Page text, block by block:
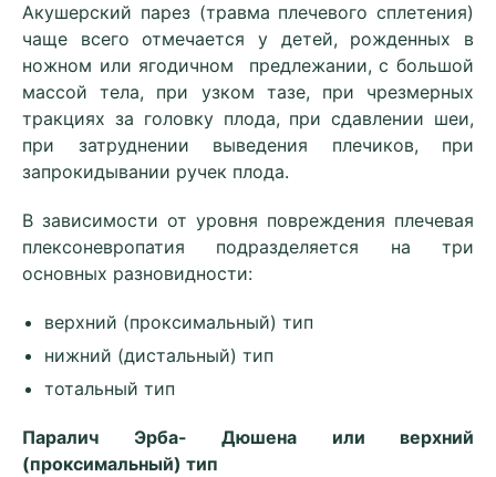
Акушерский парез (травма плечевого сплетения)
чаще всего отмечается у детей, рожденных в
ножном или ягодичном предлежании, с большой
массой тела, при узком тазе, при чрезмерных
тракциях за головку плода, при сдавлении шеи,
при затруднении выведения плечиков, при
запрокидывании ручек плода.
В зависимости от уровня повреждения плечевая
плексоневропатия подразделяется на три
основных разновидности:
верхний (проксимальный) тип
нижний (дистальный) тип
тотальный тип
Паралич Эрба- Дюшена или верхний
(проксимальный) тип